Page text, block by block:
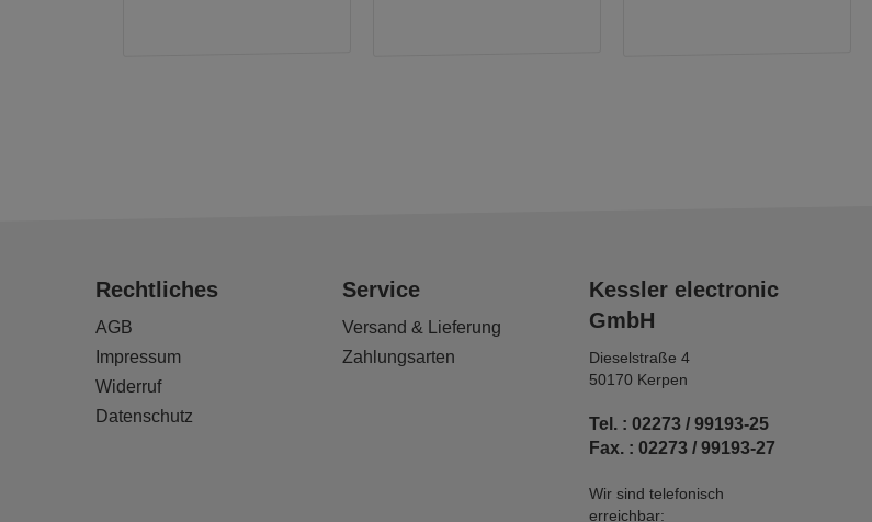
Rechtliches
AGB
Impressum
Widerruf
Datenschutz
Service
Versand & Lieferung
Zahlungsarten
Kessler electronic
GmbH
Dieselstraße 4
50170 Kerpen
Tel. : 02273 / 99193-25
Fax. : 02273 / 99193-27
Wir sind telefonisch
erreichbar: